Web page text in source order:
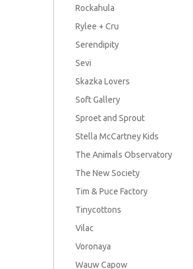
Rockahula
Rylee + Cru
Serendipity
Sevi
Skazka Lovers
Soft Gallery
Sproet and Sprout
Stella McCartney Kids
The Animals Observatory
The New Society
Tim & Puce Factory
Tinycottons
Vilac
Voronaya
Wauw Capow